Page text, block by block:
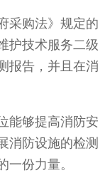
采购法》规定的
护技术服务二级
报告，并且在消
能够提高消防安
消防设施的检测
份力量。